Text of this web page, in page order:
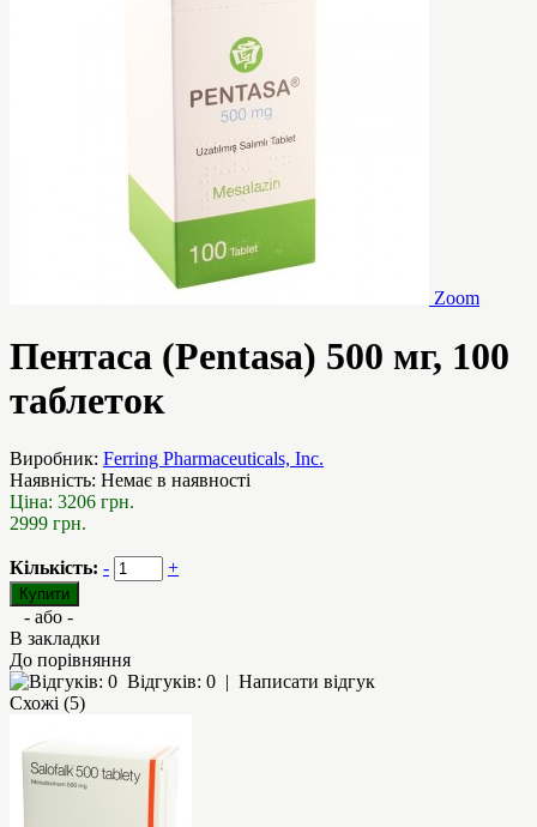
Zoom
Пентаса (Pentasa) 500 мг, 100
таблеток
Виробник: Ferring Pharmaceuticals, Inc.
Наявність: Немає в наявності
Ціна: 3206 грн.
2999 грн.
Кількість: - +
- або -
В закладки
До порівняння
Відгуків: 0 | Написати відгук
Схожі (5)